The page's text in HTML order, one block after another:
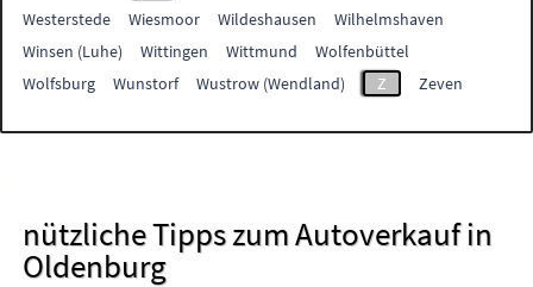
Westerstede
Wiesmoor Wildeshausen
Wilhelmshaven
Winsen (Luhe)
Wittingen Wittmund
Wolfenbüttel
Wolfsburg
Wunstorf Wustrow (Wendland) Z Zeven
nützliche Tipps zum Autoverkauf in
Oldenburg